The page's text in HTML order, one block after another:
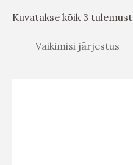
Kuvatakse kõik 3 tulemust